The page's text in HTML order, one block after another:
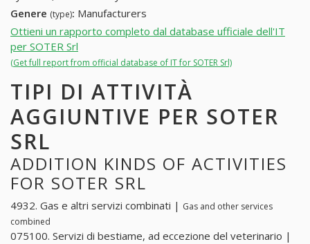
Genere (type): Manufacturers
Ottieni un rapporto completo dal database ufficiale dell'IT
per SOTER Srl
(Get full report from official database of IT for SOTER Srl)
TIPI DI ATTIVITÀ
AGGIUNTIVE PER SOTER
SRL
ADDITION KINDS OF ACTIVITIES
FOR SOTER SRL
4932. Gas e altri servizi combinati | Gas and other services
combined
075100. Servizi di bestiame, ad eccezione del veterinario |